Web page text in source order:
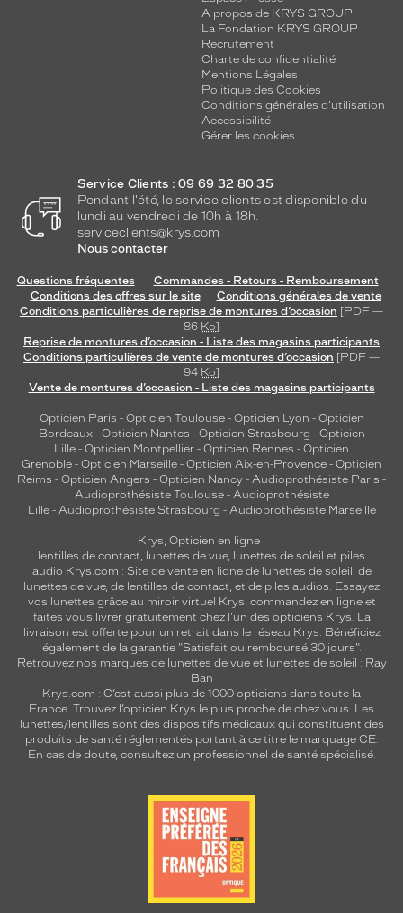
A propos de KRYS GROUP
La Fondation KRYS GROUP
Recrutement
Charte de confidentialité
Mentions Légales
Politique des Cookies
Conditions générales d'utilisation
Accessibilité
Gérer les cookies
Service Clients : 09 69 32 80 35
Pendant l'été, le service clients est disponible du
lundi au vendredi de 10h à 18h.
serviceclients@krys.com
Nous contacter
Questions fréquentes
Commandes - Retours - Remboursement
Conditions des offres sur le site
Conditions générales de vente
Conditions particulières de reprise de montures d’occasion [PDF —
86 Ko]
Reprise de montures d’occasion - Liste des magasins participants
Conditions particulières de vente de montures d’occasion [PDF —
94 Ko]
Vente de montures d’occasion - Liste des magasins participants
Opticien Paris - Opticien Toulouse- Opticien Lyon - Opticien
Bordeaux- Opticien Nantes - Opticien Strasbourg - Opticien
Lille - Opticien Montpellier - Opticien Rennes - Opticien
Grenoble - Opticien Marseille - Opticien Aix-en-Provence - Opticien
Reims - Opticien Angers - Opticien Nancy - Audioprothésiste Paris -
Audioprothésiste Toulouse- Audioprothésiste
Lille- Audioprothésiste Strasbourg - Audioprothésiste Marseille
Krys, Opticien en ligne :
lentilles de contact, lunettes de vue, lunettes de soleil et piles
audio Krys.com : Site de vente en ligne de lunettes de soleil, de
lunettes de vue, de lentilles de contact, et de piles audios. Essayez
vos lunettes grâce au miroir virtuel Krys, commandez en ligne et
faites vous livrer gratuitement chez l'un des opticiens Krys. La
livraison est offerte pour un retrait dans le réseau Krys. Bénéficiez
également de la garantie "Satisfait ou remboursé 30 jours".
Retrouvez nos marques de lunettes de vue et lunettes de soleil : Ray
Ban
Krys.com : C’est aussi plus de 1000 opticiens dans toute la
France. Trouvez l’opticien Krys le plus proche de chez vous. Les
lunettes/lentilles sont des dispositifs médicaux qui constituent des
produits de santé réglementés portant à ce titre le marquage CE.
En cas de doute, consultez un professionnel de santé spécialisé.